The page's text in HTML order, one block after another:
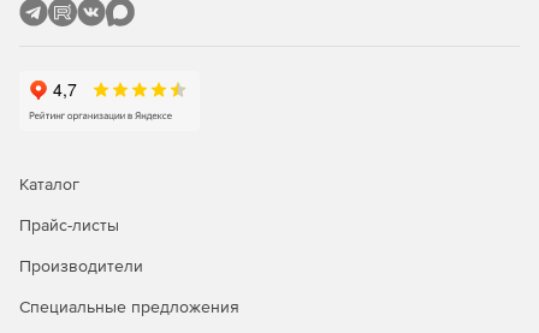
Каталог
Прайс-листы
Производители
Специальные предложения